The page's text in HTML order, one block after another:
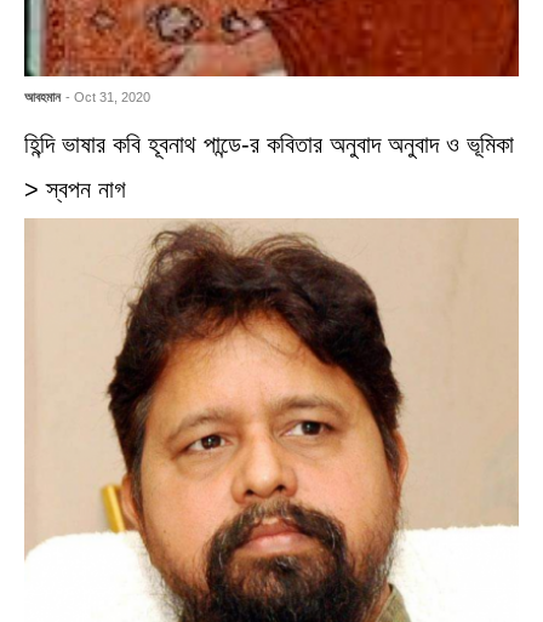
আবহমান - Oct 31, 2020
হিন্দি ভাষার কবি হূবনাথ পান্ডে-র কবিতার অনুবাদ অনুবাদ ও ভূমিকা
> স্বপন নাগ